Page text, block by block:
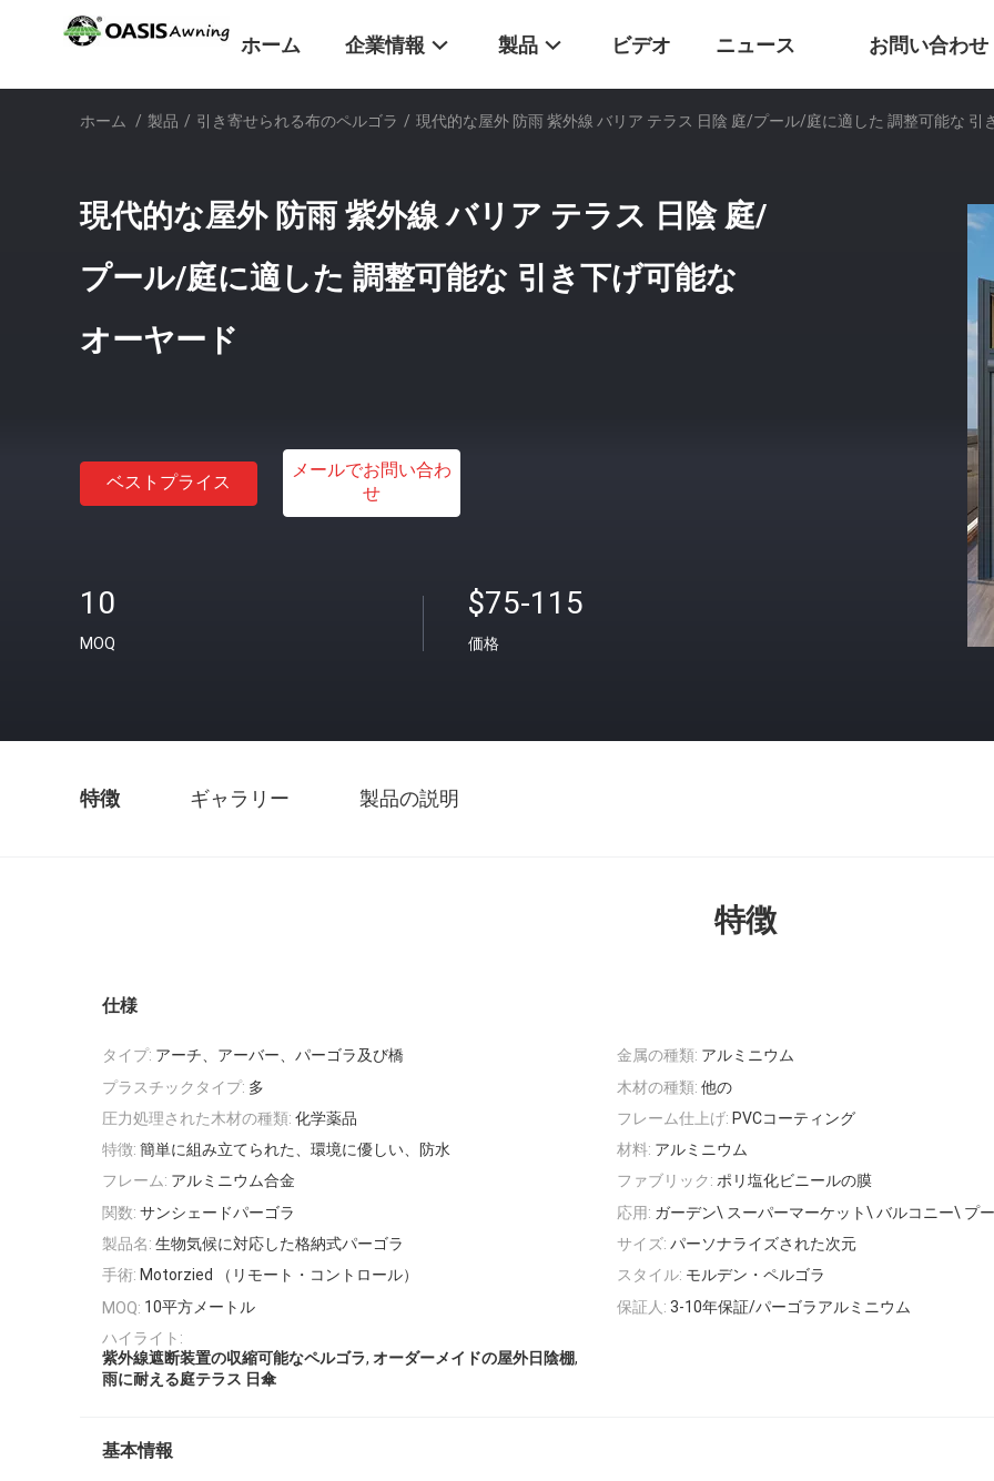
ホーム 企業情報 製品 ビデオ ニュース お問い合わせ
ホーム / 製品 / 引き寄せられる布のペルゴラ / 現代的な屋外 防雨 紫外線 バリア テラス 日陰 庭/プール/庭に適した 調整可能な 引
現代的な屋外 防雨 紫外線 バリア テラス 日陰 庭/
プール/庭に適した 調整可能な 引き下げ可能な
オーヤード
ベストプライス
メールでお問い合わ
せ
10
MOQ
$75-115
価格
特徴 ギャラリー 製品の説明
特徴
仕様
タイプ: アーチ、アーバー、パーゴラ及び橋 金属の種類: アルミニウム
プラスチックタイプ: 多 木材の種類: 他の
圧力処理された木材の種類: 化学薬品 フレーム仕上げ: PVCコーティング
特徴: 簡単に組み立てられた、環境に優しい、防水 材料: アルミニウム
フレーム: アルミニウム合金 ファブリック: ポリ塩化ビニールの膜
関数: サンシェードパーゴラ 応用: ガーデン\ スーパーマーケット\ バルコニー\ プ
製品名: 生物気候に対応した格納式パーゴラ サイズ: パーソナライズされた次元
手術: Motorzied （リモート・コントロール） スタイル: モルデン・ペルゴラ
MOQ: 10平方メートル 保証人: 3-10年保証/パーゴラアルミニウム
ハイライト:
紫外線遮断装置の収縮可能なペルゴラ, オーダーメイドの屋外日陰棚,
雨に耐える庭テラス 日傘
基本情報